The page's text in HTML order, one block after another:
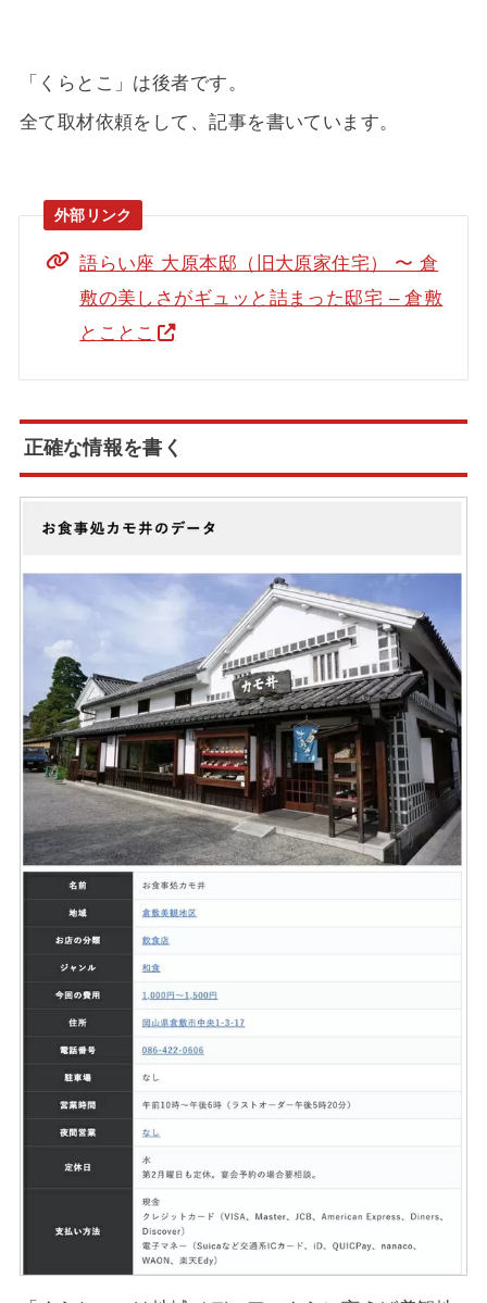
「くらとこ」は後者です。
全て取材依頼をして、記事を書いています。
語らい座 大原本邸（旧大原家住宅） 〜 倉
敷の美しさがギュッと詰まった邸宅 – 倉敷
とことこ
正確な情報を書く